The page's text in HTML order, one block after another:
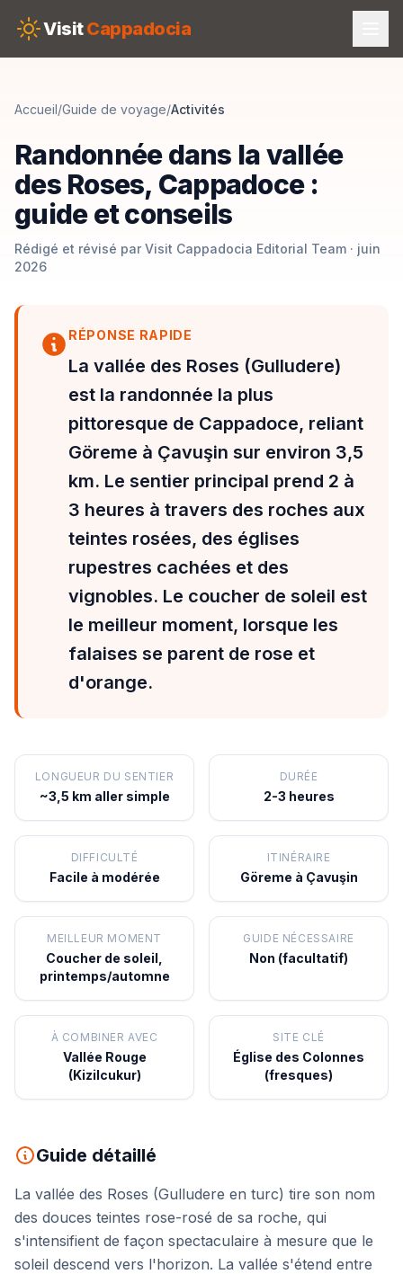
VisitCappadocia
Accueil/Guide de voyage/Activités
Randonnée dans la vallée
des Roses, Cappadoce :
guide et conseils
Rédigé et révisé par Visit Cappadocia Editorial Team · juin
2026
RÉPONSE RAPIDE
La vallée des Roses (Gulludere)
est la randonnée la plus
pittoresque de Cappadoce, reliant
Göreme à Çavuşin sur environ 3,5
km. Le sentier principal prend 2 à
3 heures à travers des roches aux
teintes rosées, des églises
rupestres cachées et des
vignobles. Le coucher de soleil est
le meilleur moment, lorsque les
falaises se parent de rose et
d'orange.
LONGUEUR DU SENTIER
~3,5 km aller simple
DURÉE
2-3 heures
DIFFICULTÉ
Facile à modérée
ITINÉRAIRE
Göreme à Çavuşin
MEILLEUR MOMENT
Coucher de soleil,
printemps/automne
GUIDE NÉCESSAIRE
Non (facultatif)
À COMBINER AVEC
Vallée Rouge
(Kizilcukur)
SITE CLÉ
Église des Colonnes
(fresques)
Guide détaillé
La vallée des Roses (Gulludere en turc) tire son nom
des douces teintes rose-rosé de sa roche, qui
s'intensifient de façon spectaculaire à mesure que le
soleil descend vers l'horizon. La vallée s'étend entre